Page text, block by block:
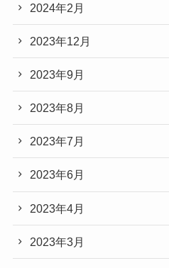
2024年2月
2023年12月
2023年9月
2023年8月
2023年7月
2023年6月
2023年4月
2023年3月